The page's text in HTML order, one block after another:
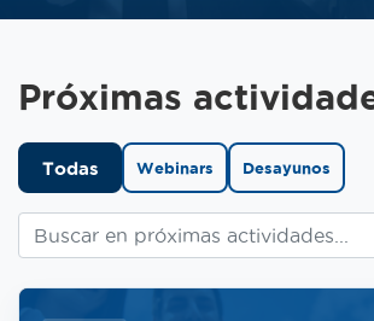
Próximas
Todas Webinars Desayunos